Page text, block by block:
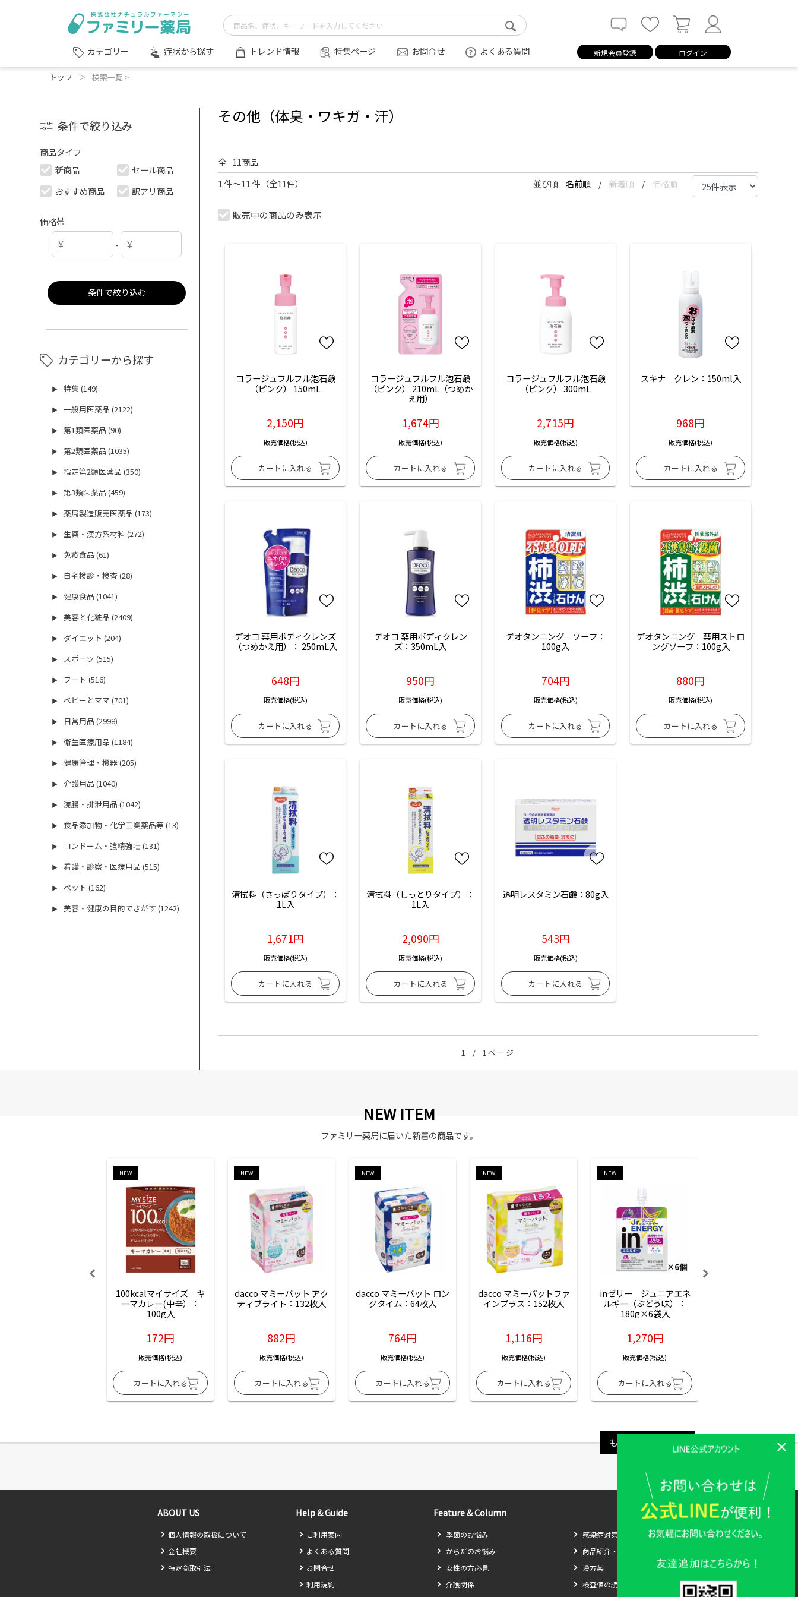
カテゴリー 症状から探す トレンド情報 特集ページ お問合せ よくある質問 新規会員登録 ログイン
トップ ＞ 検索一覧 >
条件で絞り込み
商品タイプ
新商品
セール商品
おすすめ商品
訳アリ商品
価格帯
-
条件で絞り込む
カテゴリーから探す
▶ 特集 (149)
▶ 一般用医薬品 (2122)
▶ 第1類医薬品 (90)
▶ 第2類医薬品 (1035)
▶ 指定第2類医薬品 (350)
▶ 第3類医薬品 (459)
▶ 薬局製造販売医薬品 (173)
▶ 生薬・漢方系材料 (272)
▶ 免疫食品 (61)
▶ 自宅検診・検査 (28)
▶ 健康食品 (1041)
▶ 美容と化粧品 (2409)
▶ ダイエット (204)
▶ スポーツ (515)
▶ フード (516)
▶ ベビーとママ (701)
▶ 日常用品 (2998)
▶ 衛生医療用品 (1184)
▶ 健康管理・機器 (205)
▶ 介護用品 (1040)
▶ 浣腸・排泄用品 (1042)
▶ 食品添加物・化学工業薬品等 (13)
▶ コンドーム・強精強壮 (131)
▶ 看護・診察・医療用品 (515)
▶ ペット (162)
▶ 美容・健康の目的でさがす (1242)
その他（体臭・ワキガ・汗）
全 11商品
1 件～11 件（全11件）
並び順 名前順 / 新着順 / 価格順
販売中の商品のみ表示
コラージュフルフル泡石鹸
（ピンク） 150mL
2,150円
販売価格(税込)
コラージュフルフル泡石鹸
（ピンク） 210mL（つめか
え用）
1,674円
販売価格(税込)
コラージュフルフル泡石鹸
（ピンク） 300mL
2,715円
販売価格(税込)
スキナ　クレン：150ml入
968円
販売価格(税込)
デオコ 薬用ボディクレンズ
（つめかえ用）： 250mL入
648円
販売価格(税込)
デオコ 薬用ボディクレン
ズ：350mL入
950円
販売価格(税込)
デオタンニング　ソープ：
100g入
704円
販売価格(税込)
デオタンニング　薬用ストロ
ングソープ：100g入
880円
販売価格(税込)
清拭料（さっぱりタイプ）：
1L入
1,671円
販売価格(税込)
清拭料（しっとりタイプ）：
1L入
2,090円
販売価格(税込)
透明レスタミン石鹸：80g入
543円
販売価格(税込)
1 / 1ページ
NEW ITEM
ファミリー薬局に届いた新着の商品です。
NEW
100kcalマイサイズ　キ
ーマカレー(中辛）：
100g入
172円
販売価格(税込)
NEW
dacco マミーパット アク
ティブライト：132枚入
882円
販売価格(税込)
NEW
dacco マミーパット ロン
グタイム：64枚入
764円
販売価格(税込)
NEW
dacco マミーパットファ
インプラス：152枚入
1,116円
販売価格(税込)
NEW
inゼリー　ジュニアエネ
ルギー（ぶどう味）：
180g×6袋入
1,270円
販売価格(税込)
もっと見る
ABOUT US
個人情報の取扱について
会社概要
特定商取引法
Help & Guide
ご利用案内
よくある質問
お問合せ
利用規約
Feature & Column
季節のお悩み
感染症対策
からだのお悩み
商品紹介・比較
女性の方必見
漢方薬
介護関係
検査値の読み方